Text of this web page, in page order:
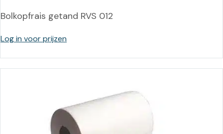
Bolkopfrais getand RVS 012
Log in voor prijzen